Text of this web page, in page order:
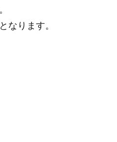
なります。